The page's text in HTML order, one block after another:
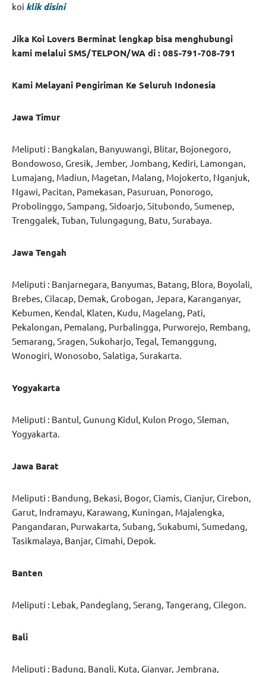
koi klik disini
Jika Koi Lovers Berminat lengkap bisa menghubungi
kami melalui SMS/TELPON/WA di : 085-791-708-791
Kami Melayani Pengiriman Ke Seluruh Indonesia
Jawa Timur
Meliputi : Bangkalan, Banyuwangi, Blitar, Bojonegoro,
Bondowoso, Gresik, Jember, Jombang, Kediri, Lamongan,
Lumajang, Madiun, Magetan, Malang, Mojokerto, Nganjuk,
Ngawi, Pacitan, Pamekasan, Pasuruan, Ponorogo,
Probolinggo, Sampang, Sidoarjo, Situbondo, Sumenep,
Trenggalek, Tuban, Tulungagung, Batu, Surabaya.
Jawa Tengah
Meliputi : Banjarnegara, Banyumas, Batang, Blora, Boyolali,
Brebes, Cilacap, Demak, Grobogan, Jepara, Karanganyar,
Kebumen, Kendal, Klaten, Kudu, Magelang, Pati,
Pekalongan, Pemalang, Purbalingga, Purworejo, Rembang,
Semarang, Sragen, Sukoharjo, Tegal, Temanggung,
Wonogiri, Wonosobo, Salatiga, Surakarta.
Yogyakarta
Meliputi : Bantul, Gunung Kidul, Kulon Progo, Sleman,
Yogyakarta.
Jawa Barat
Meliputi : Bandung, Bekasi, Bogor, Ciamis, Cianjur, Cirebon,
Garut, Indramayu, Karawang, Kuningan, Majalengka,
Pangandaran, Purwakarta, Subang, Sukabumi, Sumedang,
Tasikmalaya, Banjar, Cimahi, Depok.
Banten
Meliputi : Lebak, Pandeglang, Serang, Tangerang, Cilegon.
Bali
Meliputi : Badung, Bangli, Kuta, Gianyar, Jembrana,